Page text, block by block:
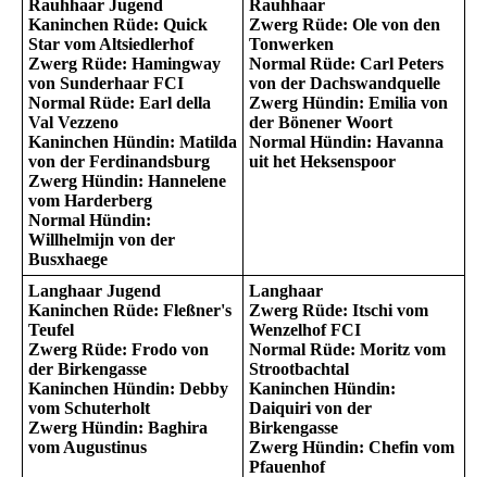
Rauhhaar Jugend
Kaninchen Rüde: Quick
Star vom Altsiedlerhof
Zwerg Rüde: Hamingway
von Sunderhaar FCI
Normal Rüde: Earl della
Val Vezzeno
Kaninchen Hündin: Matilda
von der Ferdinandsburg
Zwerg Hündin: Hannelene
vom Harderberg
Normal Hündin:
Willhelmijn von der
Busxhaege
Rauhhaar
Zwerg Rüde: Ole von den
Tonwerken
Normal Rüde: Carl Peters
von der Dachswandquelle
Zwerg Hündin: Emilia von
der Bönener Woort
Normal Hündin: Havanna
uit het Heksenspoor
Langhaar Jugend
Kaninchen Rüde: Fleßner's
Teufel
Zwerg Rüde: Frodo von
der Birkengasse
Kaninchen Hündin: Debby
vom Schuterholt
Zwerg Hündin: Baghira
vom Augustinus
Langhaar
Zwerg Rüde: Itschi vom
Wenzelhof FCI
Normal Rüde: Moritz vom
Strootbachtal
Kaninchen Hündin:
Daiquiri von der
Birkengasse
Zwerg Hündin: Chefin vom
Pfauenhof